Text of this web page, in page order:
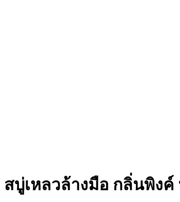
สบู่เหลวล้างมือ กลิ่นพิง